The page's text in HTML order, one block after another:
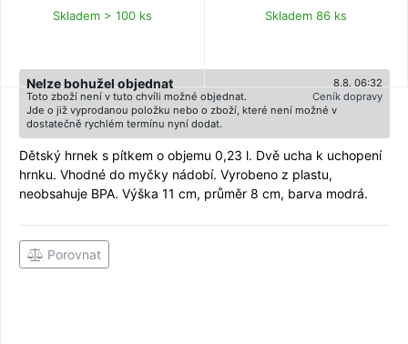
Skladem > 100 ks Skladem 86 ks
8.8. 06:32
Nelze bohužel objednat
Ceník dopravy
Toto zboží není v tuto chvíli možné objednat.
Jde o již vyprodanou položku nebo o zboží, které není možné v
dostatečně rychlém termínu nyní dodat.
Dětský hrnek s pítkem o objemu 0,23 l. Dvě ucha k uchopení
hrnku. Vhodné do myčky nádobí. Vyrobeno z plastu,
neobsahuje BPA. Výška 11 cm, průměr 8 cm, barva modrá.
Porovnat